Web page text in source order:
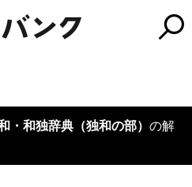
・和独辞典（独和の部） の解